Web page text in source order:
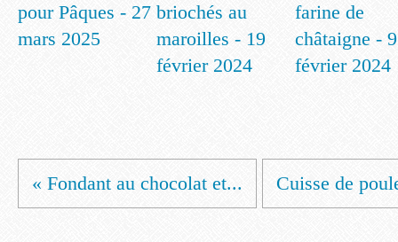
pour Pâques - 27
mars 2025
briochés au
maroilles - 19
février 2024
farine de
châtaigne - 9
février 2024
« Fondant au chocolat et... Cuisse de